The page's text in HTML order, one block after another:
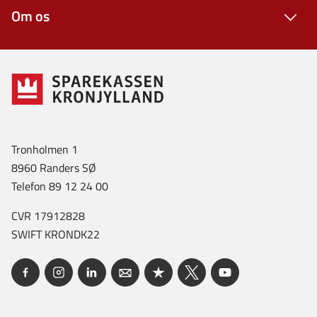
Om os
Tronholmen 1
8960 Randers SØ
Telefon 89 12 24 00
CVR 17912828
SWIFT KRONDK22